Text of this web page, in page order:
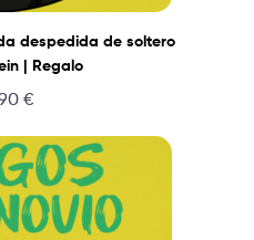
despedida de soltero
| Regalo
€